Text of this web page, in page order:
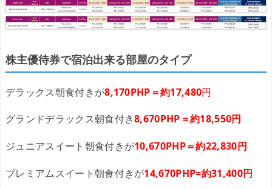
株主優待券で宿泊出来る部屋のタイプ
デラックス朝食付きが8,170PHP＝約17,480円
グランドデラックス朝食付き8,670PHP＝約18,550円
ジュニアスイート朝食付きが10,670PHP＝約22,830円
プレミアムスイート朝食付きが14,670PHP=約31,400円